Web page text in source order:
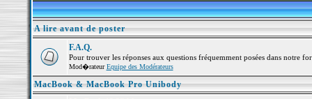
A lire avant de poster
F.A.Q.
Pour trouver les réponses aux questions fréquemment posées dans notre
Mod�rateurEquipe des Modérateurs
MacBook & MacBook Pro Unibody